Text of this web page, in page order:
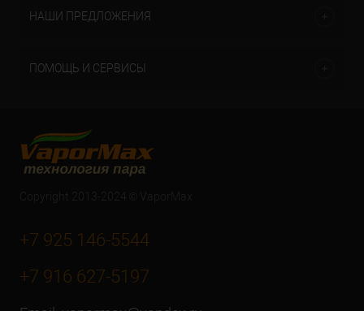
НАШИ ПРЕДЛОЖЕНИЯ
ПОМОЩЬ И СЕРВИСЫ
+7 925 146-5544
+7 916 627-5197